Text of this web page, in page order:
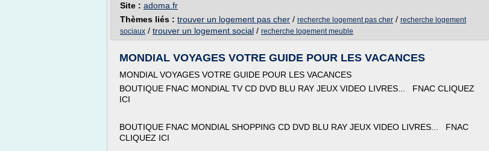
Site : adoma.fr
Thèmes liés : trouver un logement pas cher / recherche logement pas cher / recherche logement
sociaux / trouver un logement social / recherche logement meuble
MONDIAL VOYAGES VOTRE GUIDE POUR LES VACANCES
MONDIAL VOYAGES VOTRE GUIDE POUR LES VACANCES
BOUTIQUE FNAC MONDIAL TV CD DVD BLU RAY JEUX VIDEO LIVRES... FNAC CLIQUEZ
ICI
BOUTIQUE FNAC MONDIAL SHOPPING CD DVD BLU RAY JEUX VIDEO LIVRES... FNAC
CLIQUEZ ICI